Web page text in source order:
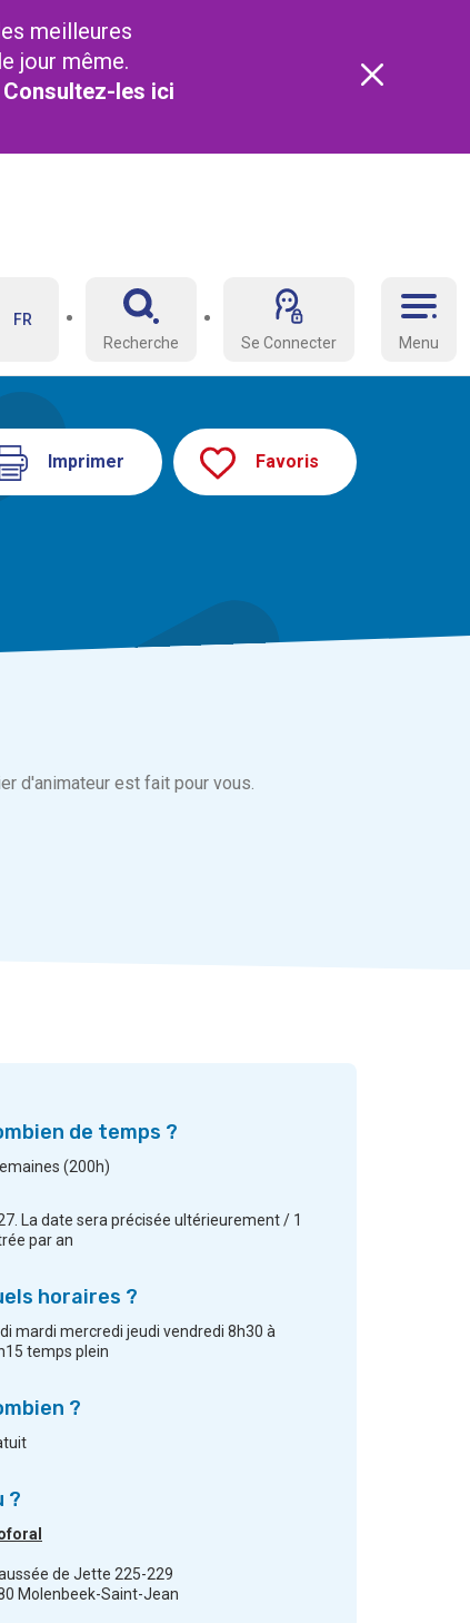
meilleures
jour même.
les ici
Menu
FR
Recherche
Se Connecter
Imprimer Favoris
d'animateur est fait pour vous.
de temps ?
(200h)
La date sera précisée ultérieurement / 1
par an
horaires ?
mardi mercredi jeudi vendredi 8h30 à
temps plein
?
?
de Jette 225-229
Molenbeek-Saint-Jean